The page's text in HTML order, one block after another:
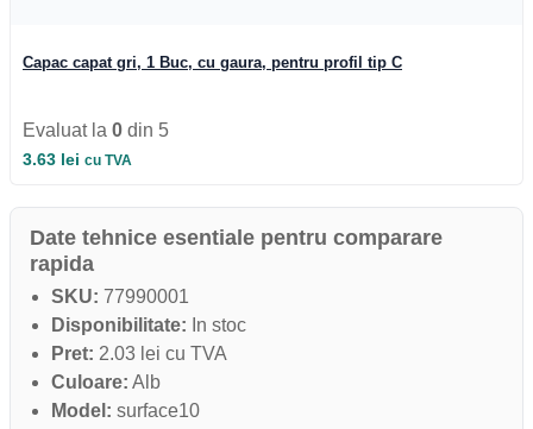
Capac capat gri, 1 Buc, cu gaura, pentru profil tip C
Evaluat la 0 din 5
3.63 lei cu TVA
Date tehnice esentiale pentru comparare
rapida
SKU: 77990001
Disponibilitate: In stoc
Pret: 2.03 lei cu TVA
Culoare: Alb
Model: surface10